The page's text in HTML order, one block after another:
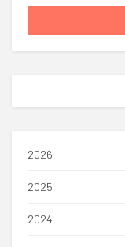
2026
2025
2024